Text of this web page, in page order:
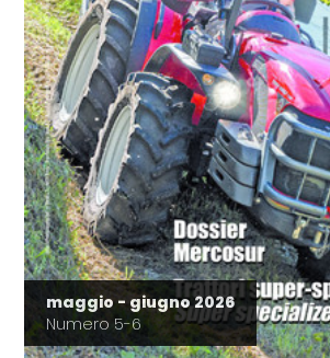
maggio - giugno 2026
Numero 5-6